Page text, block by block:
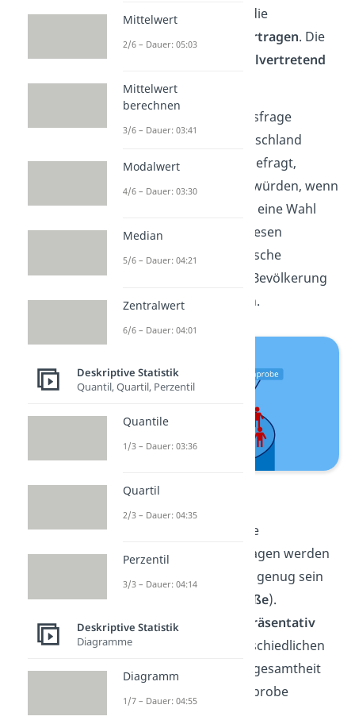
die Ergebnisse dann auf die
Grundgesamtheit zu
übertragen. Die
Stichprobe steht also
stellvertretend
für die Grundgesamtheit.
Bei der Sonntagsfrage
werden Personen in Deutschland
zufällig ausgewählt und gefragt,
welche Partei sie wählen würden, wenn
am kommenden Sonntag eine Wahl
wäre. Danach wird von diesen
Ergebnissen auf die politische
Präferenz der gesamten Bevölkerung
eines Landes geschlossen.
Damit Stichproben auf die
Grundgesamtheit übertragen werden
können, müssen sie groß genug sein
(Mindeststichprobengröße).
Außerdem sollten sie
repräsentativ
sein. Das heißt, die unterschiedlichen
Merkmale aus der Grundgesamtheit
müssen auch in der Stichprobe
vertreten sein.
Mittelwert
2/6 – Dauer: 05:03
Mittelwert
berechnen
3/6 – Dauer: 03:41
Modalwert
4/6 – Dauer: 03:30
Median
5/6 – Dauer: 04:21
Zentralwert
6/6 – Dauer: 04:01
Deskriptive Statistik
Quantil, Quartil, Perzentil
Quantile
1/3 – Dauer: 03:36
Quartil
2/3 – Dauer: 04:35
Perzentil
3/3 – Dauer: 04:14
Deskriptive Statistik
Diagramme
Diagramm
1/7 – Dauer: 04:55